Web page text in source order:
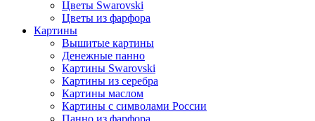
Цветы Swarovski
Цветы из фарфора
Картины
Вышитые картины
Денежные панно
Картины Swarovski
Картины из серебра
Картины маслом
Картины с символами России
Панно из фарфора